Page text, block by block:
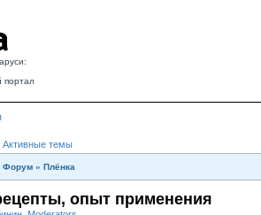
портал
Активные темы
Форум » Плёнка
опыт применения